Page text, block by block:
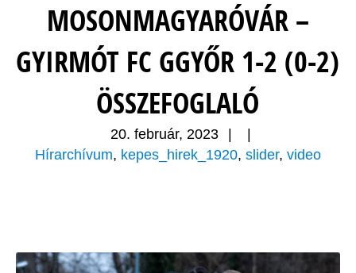
MOSONMAGYARÓVÁR –
GYIRMÓT FC GGYŐR 1-2 (0-2)
ÖSSZEFOGLALÓ
20. február, 2023
Hírarchívum, kepes_hirek_1920, slider, video